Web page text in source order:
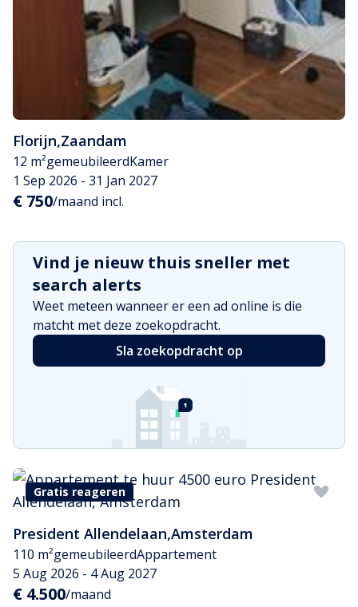
Florijn,Zaandam
12 m²gemeubileerdKamer
1 Sep 2026 - 31 Jan 2027
€ 750/maand incl.
Vind je nieuw thuis sneller met
search alerts
Weet meteen wanneer er een ad online is die
matcht met deze zoekopdracht.
Sla zoekopdracht op
Gratis reageren
President Allendelaan,Amsterdam
110 m²gemeubileerdAppartement
5 Aug 2026 - 4 Aug 2027
€ 4.500/maand